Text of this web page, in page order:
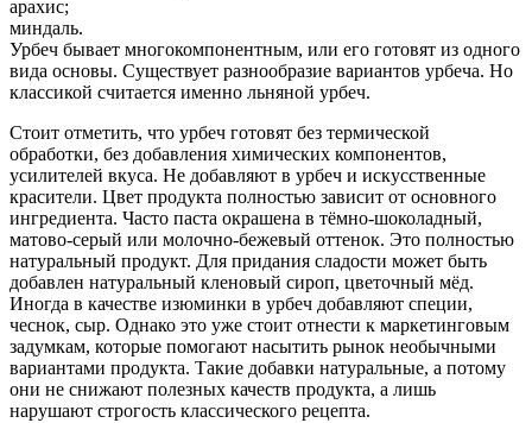
арахис;
миндаль.
Урбеч бывает многокомпонентным, или его готовят из одного
вида основы. Существует разнообразие вариантов урбеча. Но
классикой считается именно льняной урбеч.
Стоит отметить, что урбеч готовят без термической
обработки, без добавления химических компонентов,
усилителей вкуса. Не добавляют в урбеч и искусственные
красители. Цвет продукта полностью зависит от основного
ингредиента. Часто паста окрашена в тёмно-шоколадный,
матово-серый или молочно-бежевый оттенок. Это полностью
натуральный продукт. Для придания сладости может быть
добавлен натуральный кленовый сироп, цветочный мёд.
Иногда в качестве изюминки в урбеч добавляют специи,
чеснок, сыр. Однако это уже стоит отнести к маркетинговым
задумкам, которые помогают насытить рынок необычными
вариантами продукта. Такие добавки натуральные, а потому
они не снижают полезных качеств продукта, а лишь
нарушают строгость классического рецепта.